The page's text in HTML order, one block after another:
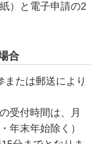
）と電子申請の2
合
たは郵送により
受付時間は、月
年末年始除く）